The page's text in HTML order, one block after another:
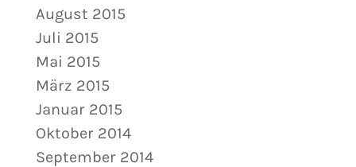
August 2015
Juli 2015
Mai 2015
März 2015
Januar 2015
Oktober 2014
September 2014